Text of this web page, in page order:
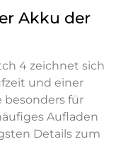
Akku der
4 zeichnet sich
und einer
besonders für
Aufladen
Details zum